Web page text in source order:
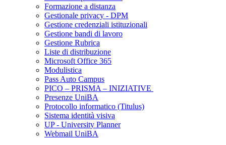
Formazione a distanza
Gestionale privacy - DPM
Gestione credenziali istituzionali
Gestione bandi di lavoro
Gestione Rubrica
Liste di distribuzione
Microsoft Office 365
Modulistica
Pass Auto Campus
PICO – PRISMA – INIZIATIVE
Presenze UniBA
Protocollo informatico (Titulus)
Sistema identità visiva
UP - University Planner
Webmail UniBA